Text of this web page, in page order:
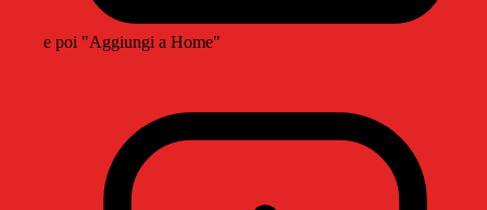
e poi "Aggiungi a Home"